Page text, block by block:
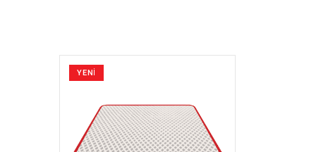
YENİ
GÖZAT